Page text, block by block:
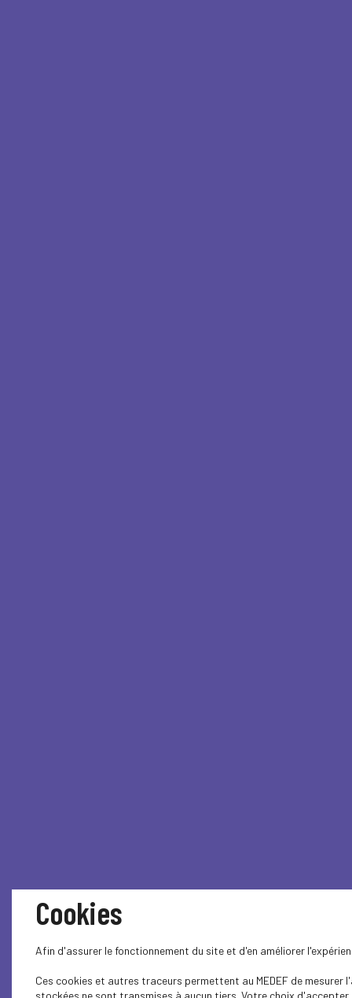
Cookies
Afin d'assurer le fonctionnement du site et d'en améliorer
Ces cookies et autres traceurs permettent au MEDEF de
stockées ne sont transmises à aucun tiers. Votre choix